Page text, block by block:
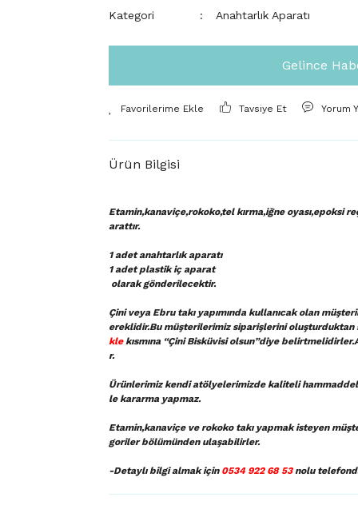
Kategori Anahtarlık Aparatı
Gelince
Tavsiye Et Yorum
Ürün Bilgisi
Etamin,kanaviçe,rokoko,tel kırma,iğne oyası,epoksi
arattır.
1 adet anahtarlık aparatı
1 adet plastik iç aparat
olarak gönderilecektir.
Çini veya Ebru takı yapımında kullanıcak olan
ereklidir.Bu müşterilerimiz siparişlerini oluşturduktan
klekısmına “Çini Bisküvisi olsun”diye
r.
Ürünlerimiz kendi atölyelerimizde kaliteli
le kararma yapmaz.
Etamin,kanaviçe ve rokoko takı yapmak isteyen
goriler bölümünden ulaşabilirler.
-Detaylı bilgi almak için 0534 922 68 53nolu